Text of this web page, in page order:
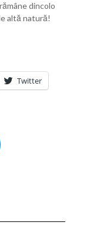
dincolo
altă natură!
Twitter